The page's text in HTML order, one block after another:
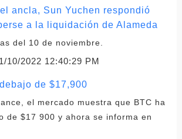
ancla, Sun Yuchen respondió
a la liquidación de Alameda
del 10 de noviembre.
10/2022 12:40:29 PM
de $17,900
el mercado muestra que BTC ha
de $17 900 y ahora se informa en